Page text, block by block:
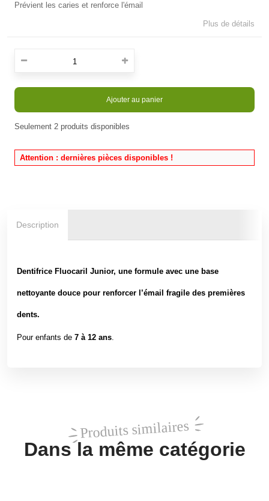
Prévient les caries et renforce l'émail
Plus de détails
Ajouter au panier
Seulement 2 produits disponibles
Attention : dernières pièces disponibles !
Description
Dentifrice Fluocaril Junior, une formule avec une base
nettoyante douce pour renforcer l’émail fragile des premières
dents.
Pour enfants de 7 à 12 ans.
Produits similaires
Dans la même catégorie